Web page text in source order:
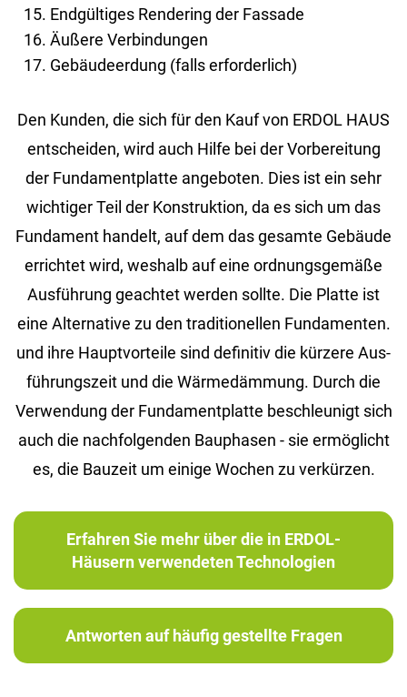
Endgültiges Rendering der Fassade
Äußere Verbindungen
Gebäudeerdung (falls erforderlich)
Den Kun­den, die sich für den Kauf von ERDOL HAUS
ent­schei­den, wird auch Hilfe bei der Vor­be­rei­tung
der Fun­da­ment­plat­te an­ge­bo­ten. Dies ist ein sehr
wich­ti­ger Teil der Kon­struk­ti­on, da es sich um das
Fun­da­ment han­delt, auf dem das ge­sam­te Ge­bäu­de
er­rich­tet wird, wes­halb auf eine ord­nungs­ge­mä­ße
Aus­füh­rung ge­ach­tet wer­den soll­te. Die Plat­te ist
eine Al­ter­na­ti­ve zu den tra­di­tio­nel­len Fun­da­men­ten.
und ihre Haupt­vor­tei­le sind de­fi­ni­tiv die kür­ze­re Aus­
füh­rungs­zeit und die Wär­me­däm­mung. Durch die
Ver­wen­dung der Fun­da­ment­plat­te be­schleu­nigt sich
auch die nach­fol­gen­den Bau­pha­sen - sie er­mög­licht
es, die Bau­zeit um ei­ni­ge Wo­chen zu ver­kür­zen.
Erfahren Sie mehr über die in ERDOL-
Häusern verwendeten Technologien
Antworten auf häufig gestellte Fragen